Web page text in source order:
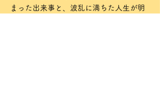
まった出来事と、波乱に満ちた人生が明